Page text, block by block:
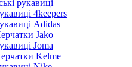
рукавиці
4keepers
Adidas
Jako
Joma
Kelme